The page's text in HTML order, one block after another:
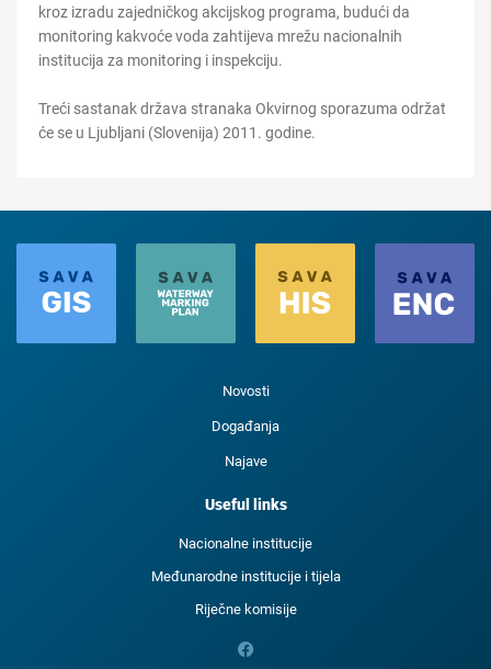
kroz izradu zajedničkog akcijskog programa, budući da
monitoring kakvoće voda zahtijeva mrežu nacionalnih
institucija za monitoring i inspekciju.
Treći sastanak država stranaka Okvirnog sporazuma održat
će se u Ljubljani (Slovenija) 2011. godine.
Novosti
Događanja
Najave
Useful links
Nacionalne institucije
Međunarodne institucije i tijela
Riječne komisije